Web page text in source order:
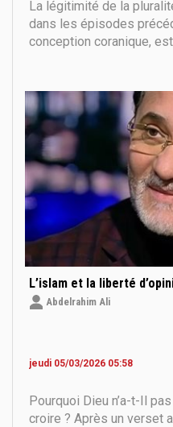
La légitimité de la
dans les épisodes
conception coranique,
s’impose pas et ne
laissé à l’être humain la
L’islam et la liberté
Abdelrahim Ali
jeudi 05/03/2026 05:58
Pourquoi Dieu n’a-t-Il
croire ? Après un verset